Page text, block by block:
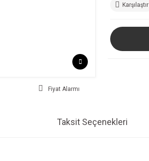
Fiyat Alarmı
Karşılaştır
Taksit Seçenekleri